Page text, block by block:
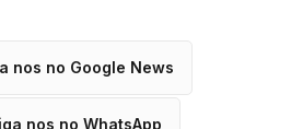
nos no Google News
nos no WhatsApp